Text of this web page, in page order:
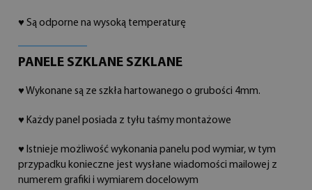
♥ Są odporne na wysoką temperaturę
PANELE SZKLANE SZKLANE
♥ Wykonane są ze szkła hartowanego o grubości 4mm.
♥ Każdy panel posiada z tyłu taśmy montażowe
♥ Istnieje możliwość wykonania panelu pod wymiar, w tym
przypadku konieczne jest wysłane wiadomości mailowej z
numerem grafiki i wymiarem docelowym